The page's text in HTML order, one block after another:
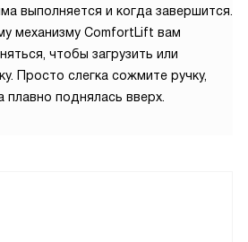
выполняется и когда завершится.
механизму ComfortLift вам
чтобы загрузить или
Просто слегка сожмите ручку,
поднялась вверх.